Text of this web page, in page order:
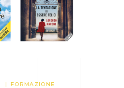
FORMAZIONE